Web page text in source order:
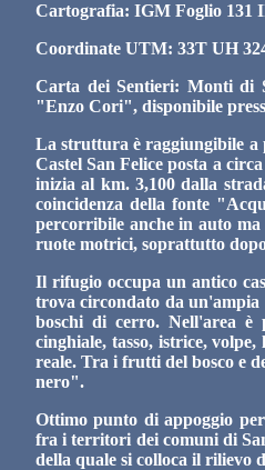
Cartografia: IGM Foglio 131
Coordinate UTM: 33T UH
Carta dei Sentieri: Monti di
"Enzo Cori", disponibile
La struttura è raggiungibile a
Castel San Felice posta a
inizia al km. 3,100 dalla
coincidenza della fonte
percorribile anche in auto
ruote motrici, soprattutto
Il rifugio occupa un antico
trova circondato da
boschi di cerro. Nell'area è
cinghiale, tasso, istrice,
reale. Tra i frutti del bosco e
nero".
Ottimo punto di appoggio
fra i territori dei comuni di
della quale si colloca il rilievo